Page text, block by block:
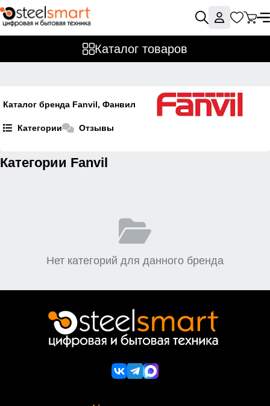
Каталог товаров
Каталог бренда Fanvil, Фанвил
Категории Отзывы
Категории Fanvil
Нет категорий для данного бренда